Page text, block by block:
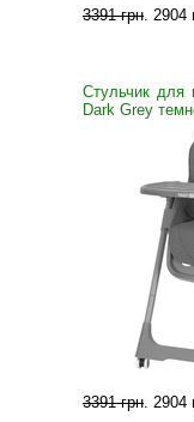
3391 грн. 2904
Стульчик для
Dark Grey
3391 грн. 2904